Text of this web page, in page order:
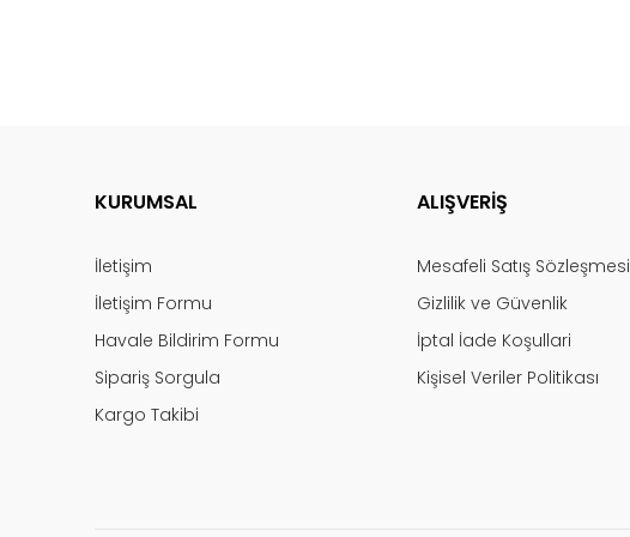
KURUMSAL
İletişim
İletişim Formu
Havale Bildirim Formu
Sipariş Sorgula
Kargo Takibi
ALIŞVERİŞ
Mesafeli Satış Sözleşmesi
Gizlilik ve Güvenlik
İptal İade Koşullari
Kişisel Veriler Politikası